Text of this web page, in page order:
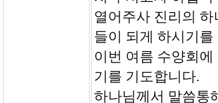
열어주사 진리의
들이 되게 하시기
이번 여름 수양회
기를 기도합니다.
하나님께서 말씀통